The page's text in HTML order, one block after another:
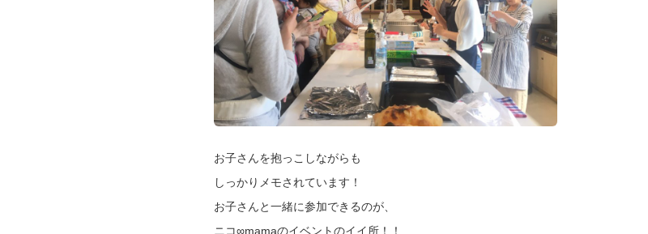
お子さんを抱っこしながらも
しっかりメモされています！
お子さんと一緒に参加できるのが、
ニコ∞mamaのイベントのイイ所！！